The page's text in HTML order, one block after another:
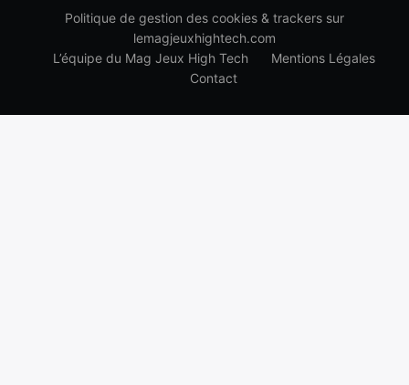
Politique de gestion des cookies & trackers sur
lemagjeuxhightech.com
L’équipe du Mag Jeux High Tech
Mentions Légales
Contact